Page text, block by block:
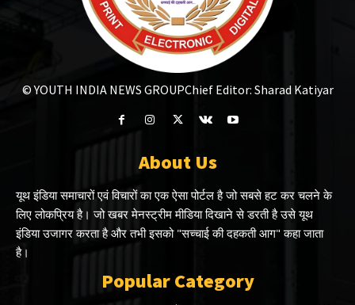
© YOUTH INDIA NEWS GROUPChief Editor: Sharad Katiyar
About Us
यूथ इंडिया समाचारों एवं विचारों का एक ऐसा पोर्टल है जो सबसे हट कर चलने के
लिए लोकप्रिय है। जो खबर मेनस्ट्रीम मीडिया दिखाने से डरती है उसे यूथ
इंडिया उजागर करता है और तभी इसको "सच्चाई की दहकती आग" कहा जाता
है।
Popular Category